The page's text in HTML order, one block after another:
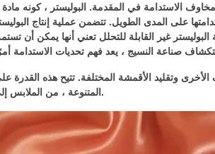
مخاوف الاستدامة في المقدمة. البوليستر ، كونه
على المدى الطويل. تتضمن عملية إنتاج
غير القابلة للتحلل تعني أنها يمكن أن
وتقليد الأقمشة المختلفة. تتيح هذه القدرة
المتنوعة ، من الملابس إلى ديكور المنزل والتطبيقات الصناعية.